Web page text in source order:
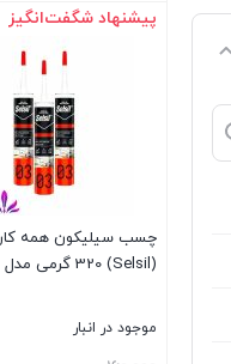
بستن
پیشنهاد شگفت‌انگیز
چسب سیلیکون همه
(Selsil) 320 گرمی مدل 03
موجود در انبار